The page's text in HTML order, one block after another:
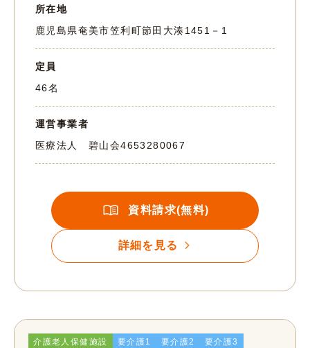
所在地
鹿児島県奄美市笠利町節田大湊1451－1
定員
46名
運営事業者
医療法人 碧山会4653280067
資料請求(無料)
詳細を見る
介護老人保健施設 要介護1 要介護2
要介護3